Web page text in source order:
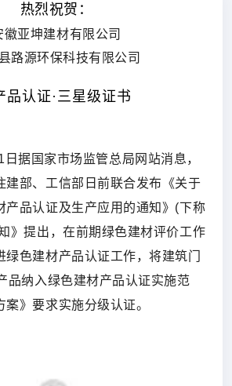
热烈祝贺：
徽亚坤建材有限公司
路源环保科技有限公司
品认证·三星级证书
日据国家市场监管总局网站消息，
建部、工信部日前联合发布《关于
产品认证及生产应用的通知》(下称
》提出，在前期绿色建材评价工作
色建材产品认证工作，将建筑门
品纳入绿色建材产品认证实施范
案》要求实施分级认证。